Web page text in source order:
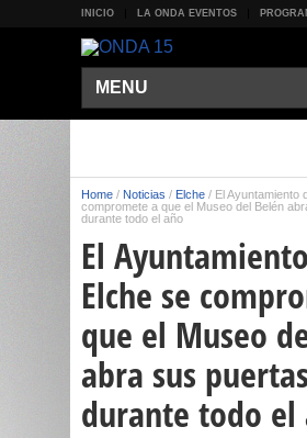
INICIO LA ONDA EVENTOS
MENU
Home / Noticias / Elche / El Ayuntamiento
compromete a que el Museo del Belén
durante todo el año
El
Elche se
que el Museo
abra sus puertas
durante todo el